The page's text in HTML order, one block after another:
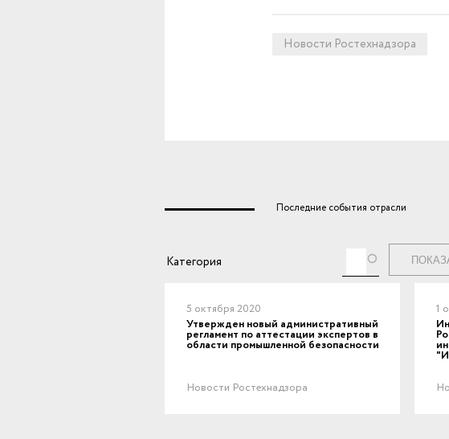
Новости Ростехнадзора
Последние события отрасли
5 октября 2020
Утвержден новый административный
регламент по аттестации экспертов в
области промышленной безопасности
Новости Ростехнадзора
1